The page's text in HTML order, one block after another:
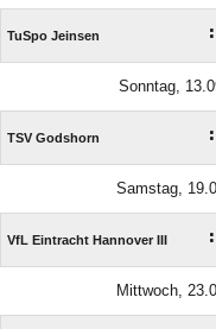
TuSpo Jeinsen :
Sonntag,
TSV Godshorn :
Samstag,
VfL Eintracht Hannover III :
Mittwoch,